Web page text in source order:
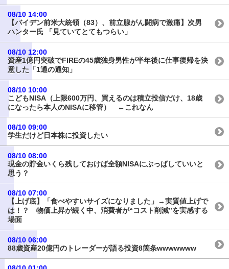
08/10 14:00
【バイデン前米大統領（83）、前立腺がん闘病で激痛】次男
ハンター氏 「見ていてとてもつらい」
08/10 12:00
資産1億円突破でFIREの45歳独身男性が半年後に仕事復帰を決
意した「1通の通知」
08/10 10:00
こどもNISA（上限600万円、買えるのは積立投信だけ、18歳
になったら本人のNISAに移管） ←これなん
08/10 09:00
学生だけど日本株に投資したい
08/10 08:00
現金の貯金いくら残しておけば全額NISAにぶっぱしていいと
思う？
08/10 07:00
【上げ底】「食べやすいサイズになりました」→実質値上げで
は！？ 物価上昇が続く中、消費者が“コスト削減”を実感する
場面
08/10 06:00
88歳資産20億円のトレーダーが語る投資8箇条wwwwwww